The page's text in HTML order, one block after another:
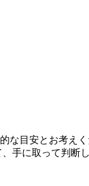
な目安とお考え
手に取って判断し